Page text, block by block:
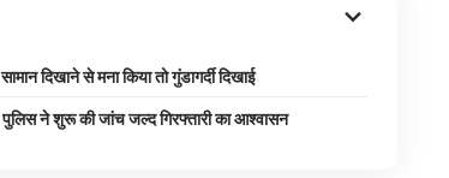
सामान दिखाने से मना किया तो गुंडागर्दी दिखाई
पुलिस ने शुरू की जांच जल्द गिरफ्तारी का आश्वासन